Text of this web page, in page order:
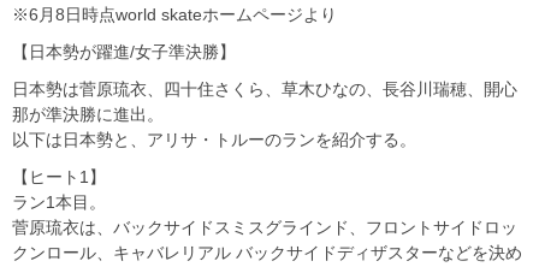
※6月8日時点world skateホームページより
【日本勢が躍進/女子準決勝】
日本勢は菅原琉衣、四十住さくら、草木ひなの、長谷川瑞穂、開心
那が準決勝に進出。
以下は日本勢と、アリサ・トルーのランを紹介する。
【ヒート1】
ラン1本目。
菅原琉衣は、バックサイドスミスグラインド、フロントサイドロッ
クンロール、キャバレリアル バックサイドディザスターなどを決め